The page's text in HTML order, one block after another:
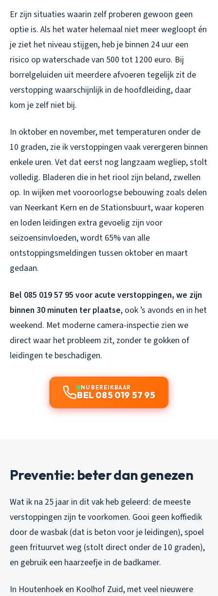
Er zijn situaties waarin zelf proberen gewoon geen
optie is. Als het water helemaal niet meer wegloopt én
je ziet het niveau stijgen, heb je binnen 24 uur een
risico op waterschade van 500 tot 1200 euro. Bij
borrelgeluiden uit meerdere afvoeren tegelijk zit de
verstopping waarschijnlijk in de hoofdleiding, daar
kom je zelf niet bij.
In oktober en november, met temperaturen onder de
10 graden, zie ik verstoppingen vaak verergeren binnen
enkele uren. Vet dat eerst nog langzaam wegliep, stolt
volledig. Bladeren die in het riool zijn beland, zwellen
op. In wijken met vooroorlogse bebouwing zoals delen
van Neerkant Kern en de Stationsbuurt, waar koperen
en loden leidingen extra gevoelig zijn voor
seizoensinvloeden, wordt 65% van alle
ontstoppingsmeldingen tussen oktober en maart
gedaan.
Bel 085 019 57 95 voor acute verstoppingen, we zijn
binnen 30 minuten ter plaatse, ook ’s avonds en in het
weekend. Met moderne camera-inspectie zien we
direct waar het probleem zit, zonder te gokken of
leidingen te beschadigen.
NU BEREIKBAAR
BEL 085 019 57 95
Preventie: beter dan genezen
Wat ik na 25 jaar in dit vak heb geleerd: de meeste
verstoppingen zijn te voorkomen. Gooi geen koffiedik
door de wasbak (dat is beton voor je leidingen), spoel
geen frituurvet weg (stolt direct onder de 10 graden),
en gebruik een haarzeefje in de badkamer.
In Houtenhoek en Koolhof Zuid, met veel nieuwere